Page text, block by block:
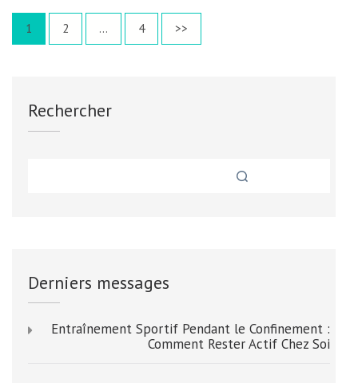
Pagination
des
Page
1 Page
2 … Page
4 >>
Rechercher
Derniers messages
Entraînement Sportif Pendant le Confinement :
Comment Rester Actif Chez Soi